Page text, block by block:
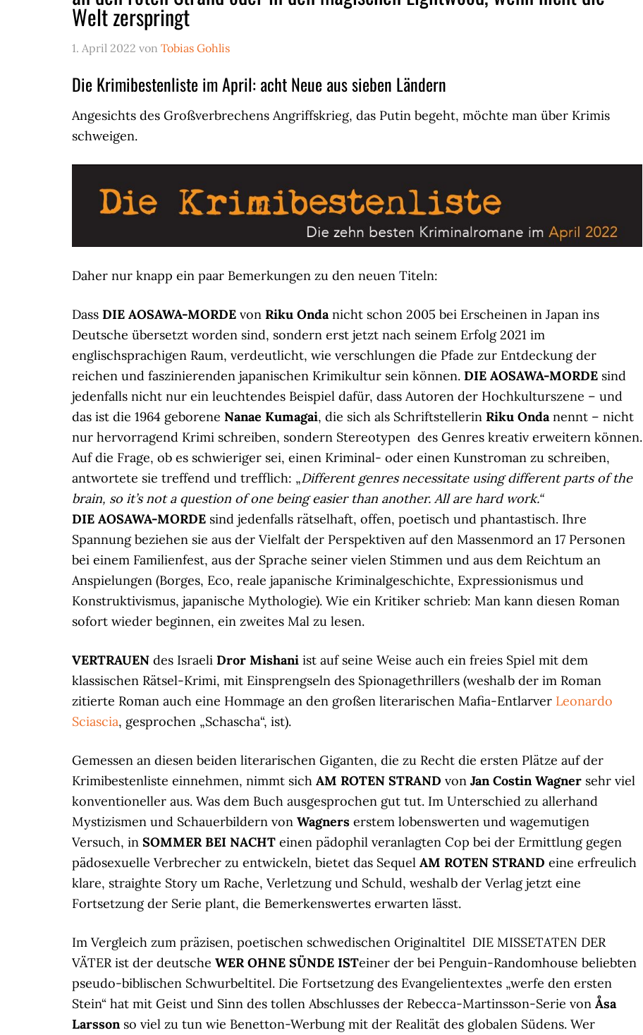
Welt zerspringt
1. April 2022 von Tobias Gohlis
Die Krimibestenliste im April: acht Neue aus sieben Ländern
Angesichts des Großverbrechens Angriffskrieg, das Putin begeht, möchte man über Krimis
schweigen.
Daher nur knapp ein paar Bemerkungen zu den neuen Titeln:
Dass DIE AOSAWA-MORDE von Riku Onda nicht schon 2005 bei Erscheinen in Japan ins
Deutsche übersetzt worden sind, sondern erst jetzt nach seinem Erfolg 2021 im
englischsprachigen Raum, verdeutlicht, wie verschlungen die Pfade zur Entdeckung der
reichen und faszinierenden japanischen Krimikultur sein können. DIE AOSAWA-MORDE sind
jedenfalls nicht nur ein leuchtendes Beispiel dafür, dass Autoren der Hochkulturszene – und
das ist die 1964 geborene Nanae Kumagai, die sich als Schriftstellerin Riku Onda nennt – nicht
nur hervorragend Krimi schreiben, sondern Stereotypen des Genres kreativ erweitern können.
Auf die Frage, ob es schwieriger sei, einen Kriminal- oder einen Kunstroman zu schreiben,
antwortete sie treffend und trefflich: „Different genres necessitate using different parts of the
brain, so it’s not a question of one being easier than another. All are hard work.“
DIE AOSAWA-MORDE sind jedenfalls rätselhaft, offen, poetisch und phantastisch. Ihre
Spannung beziehen sie aus der Vielfalt der Perspektiven auf den Massenmord an 17 Personen
bei einem Familienfest, aus der Sprache seiner vielen Stimmen und aus dem Reichtum an
Anspielungen (Borges, Eco, reale japanische Kriminalgeschichte, Expressionismus und
Konstruktivismus, japanische Mythologie). Wie ein Kritiker schrieb: Man kann diesen Roman
sofort wieder beginnen, ein zweites Mal zu lesen.
VERTRAUEN des Israeli Dror Mishani ist auf seine Weise auch ein freies Spiel mit dem
klassischen Rätsel-Krimi, mit Einsprengseln des Spionagethrillers (weshalb der im Roman
zitierte Roman auch eine Hommage an den großen literarischen Mafia-Entlarver Leonardo
Sciascia, gesprochen „Schascha“, ist).
Gemessen an diesen beiden literarischen Giganten, die zu Recht die ersten Plätze auf der
Krimibestenliste einnehmen, nimmt sich AM ROTEN STRAND von Jan Costin Wagner sehr viel
konventioneller aus. Was dem Buch ausgesprochen gut tut. Im Unterschied zu allerhand
Mystizismen und Schauerbildern von Wagners erstem lobenswerten und wagemutigen
Versuch, in SOMMER BEI NACHT einen pädophil veranlagten Cop bei der Ermittlung gegen
pädosexuelle Verbrecher zu entwickeln, bietet das Sequel AM ROTEN STRAND eine erfreulich
klare, straighte Story um Rache, Verletzung und Schuld, weshalb der Verlag jetzt eine
Fortsetzung der Serie plant, die Bemerkenswertes erwarten lässt.
Im Vergleich zum präzisen, poetischen schwedischen Originaltitel DIE MISSETATEN DER
VÄTER ist der deutsche WER OHNE SÜNDE ISTeiner der bei Penguin-Randomhouse beliebten
pseudo-biblischen Schwurbeltitel. Die Fortsetzung des Evangelientextes „werfe den ersten
Stein“ hat mit Geist und Sinn des tollen Abschlusses der Rebecca-Martinsson-Serie von Åsa
Larsson so viel zu tun wie Benetton-Werbung mit der Realität des globalen Südens. Wer